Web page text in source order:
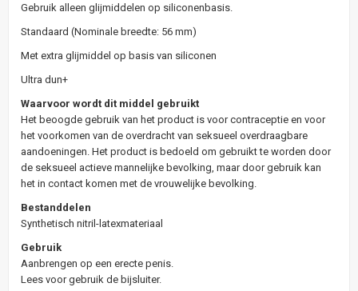
Gebruik alleen glijmiddelen op siliconenbasis.
Standaard (Nominale breedte: 56 mm)
Met extra glijmiddel op basis van siliconen
Ultra dun+
Waarvoor wordt dit middel gebruikt
Het beoogde gebruik van het product is voor contraceptie en voor
het voorkomen van de overdracht van seksueel overdraagbare
aandoeningen. Het product is bedoeld om gebruikt te worden door
de seksueel actieve mannelijke bevolking, maar door gebruik kan
het in contact komen met de vrouwelijke bevolking.
Bestanddelen
Synthetisch nitril-latexmateriaal
Gebruik
Aanbrengen op een erecte penis.
Lees voor gebruik de bijsluiter.